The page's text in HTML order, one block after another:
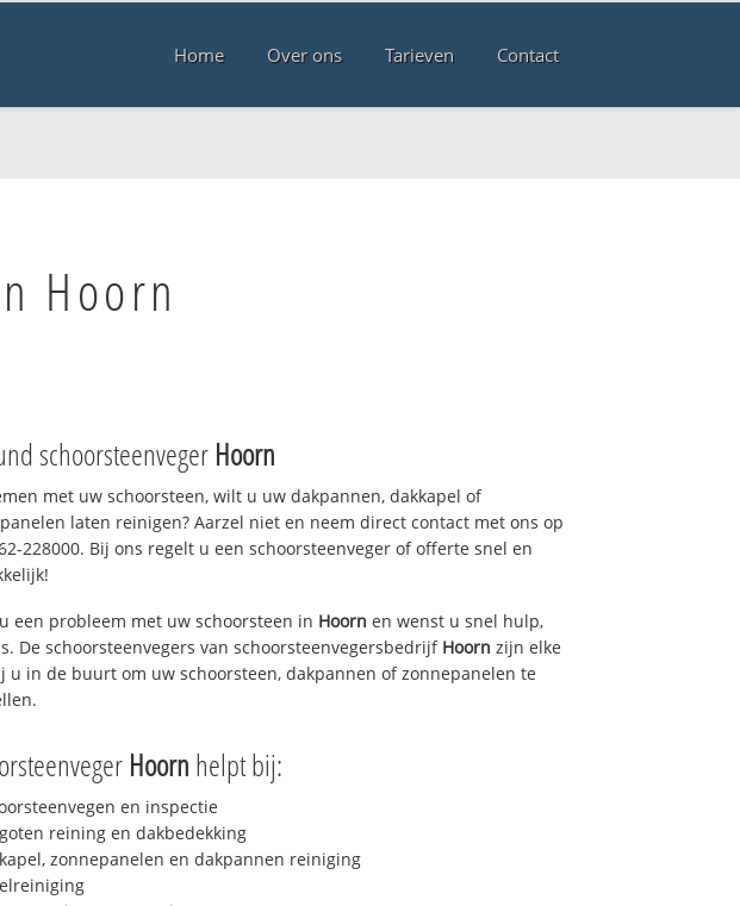
Home Over ons Tarieven Contact
Hoorn
schoorsteenveger Hoorn
met uw schoorsteen, wilt u uw dakpannen, dakkapel of
laten reinigen? Aarzel niet en neem direct contact met ons op
228000. Bij ons regelt u een schoorsteenveger of offerte snel en
een probleem met uw schoorsteen in Hoorn en wenst u snel hulp,
De schoorsteenvegers van schoorsteenvegersbedrijf Hoorn zijn elke
u in de buurt om uw schoorsteen, dakpannen of zonnepanelen te
Hoorn helpt bij:
en inspectie
reining en dakbedekking
zonnepanelen en dakpannen reiniging